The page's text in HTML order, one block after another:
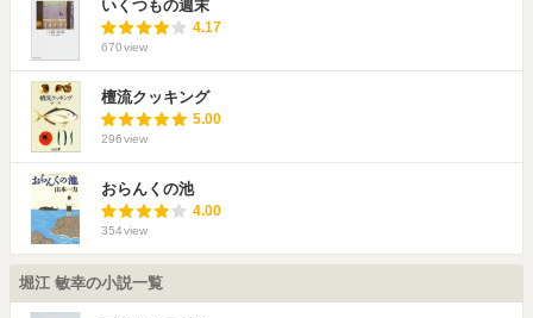
いくつもの週末
4.17
670view
檀流クッキング
5.00
296view
おらんくの池
4.00
354view
堀江 敏幸の小説一覧